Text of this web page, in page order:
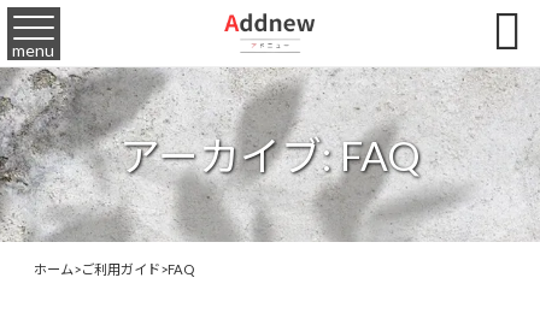
menu 
アーカイブ:FAQ
ホーム>ご利用ガイド>FAQ